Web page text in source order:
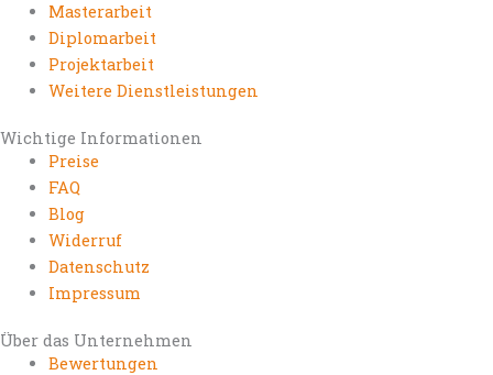
Masterarbeit
Diplomarbeit
Projektarbeit
Weitere Dienstleistungen
Wichtige Informationen
Preise
FAQ
Blog
Widerruf
Datenschutz
Impressum
Über das Unternehmen
Bewertungen